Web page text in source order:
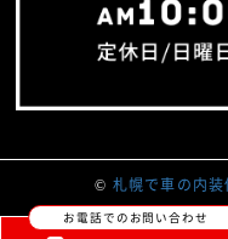
© 札幌で車の内
お電話でのお問い合わせ